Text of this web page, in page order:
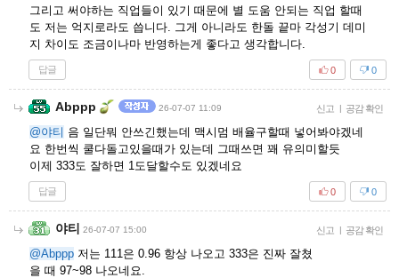
그리고 써야하는 직업들이 있기 때문에 별 도움 안되는 직업 할때
도 저는 억지로라도 씁니다. 그게 아니라도 한돌 끝마 각성기 데미
지 차이도 조금이나마 반영하는게 좋다고 생각합니다.
답글 0
0
Abppp 26-07-07 11:09 신고 | 공감 확인
@야티 음 일단뭐 안쓰긴했는데 맥시멈 배율구할때 넣어봐야겠네
요 한번씩 쿨다돌고있을때가 있는데 그때쓰면 꽤 유의미할듯
이제 333도 잘하면 1도달할수도 있겠네요
답글 0
0
야티 26-07-07 15:00 신고 | 공감 확인
@Abppp 저는 111은 0.96 항상 나오고 333은 진짜 잘쳤
을 때 97~98 나오네요.